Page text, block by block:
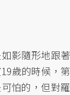
影隨形地跟著
歲的時候，第
怕的，但對羅